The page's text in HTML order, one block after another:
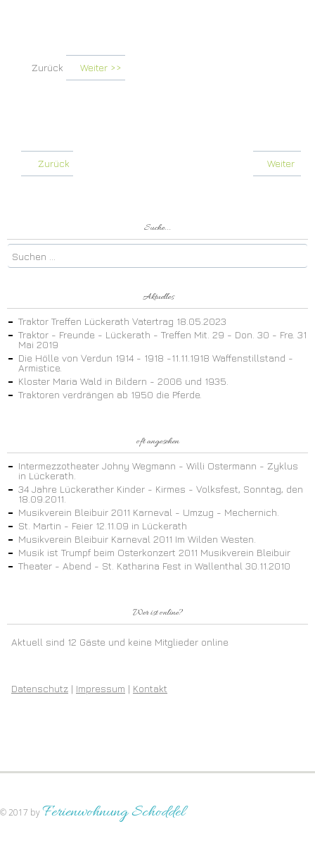
Zurück Weiter >>
Zurück Weiter
Suche...
Aktuelles
Traktor Treffen Lückerath Vatertrag 18.05.2023
Traktor - Freunde - Lückerath - Treffen Mit. 29 - Don. 30 - Fre. 31
Mai 2019
Die Hölle von Verdun 1914 - 1918 -11.11.1918 Waffenstillstand -
Armistice.
Kloster Maria Wald in Bildern - 2006 und 1935.
Traktoren verdrängen ab 1950 die Pferde.
oft angesehen
Intermezzotheater Johny Wegmann - Willi Ostermann - Zyklus
in Lückerath.
34 Jahre Lückerather Kinder - Kirmes - Volksfest, Sonntag, den
18.09.2011.
Musikverein Bleibuir 2011 Karneval - Umzug - Mechernich.
St. Martin - Feier 12.11.09 in Lückerath
Musikverein Bleibuir Karneval 2011 Im Wilden Westen.
Musik ist Trumpf beim Osterkonzert 2011 Musikverein Bleibuir
Theater - Abend - St. Katharina Fest in Wallenthal 30.11.2010
Wer ist online?
Aktuell sind 12 Gäste und keine Mitglieder online
Datenschutz | Impressum | Kontakt
© 2017 byFerienwohnung Schoddel